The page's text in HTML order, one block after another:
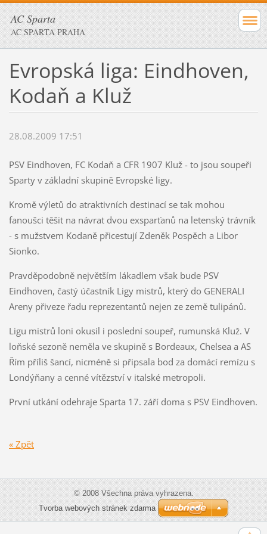
AC Sparta
AC SPARTA PRAHA
Evropská liga: Eindhoven,
Kodaň a Kluž
28.08.2009 17:51
PSV Eindhoven, FC Kodaň a CFR 1907 Kluž - to jsou soupeři
Sparty v základní skupině Evropské ligy.
Kromě výletů do atraktivních destinací se tak mohou
fanoušci těšit na návrat dvou exsparťanů na letenský trávník
- s mužstvem Kodaně přicestují Zdeněk Pospěch a Libor
Sionko.
Pravděpodobně největším lákadlem však bude PSV
Eindhoven, častý účastník Ligy mistrů, který do GENERALI
Areny přiveze řadu reprezentantů nejen ze země tulipánů.
Ligu mistrů loni okusil i poslední soupeř, rumunská Kluž. V
loňské sezoně neměla ve skupině s Bordeaux, Chelsea a AS
Řím příliš šancí, nicméně si připsala bod za domácí remízu s
Londýňany a cenné vítězství v italské metropoli.
První utkání odehraje Sparta 17. září doma s PSV Eindhoven.
« Zpět
© 2008 Všechna práva vyhrazena.
Tvorba webových stránek zdarma